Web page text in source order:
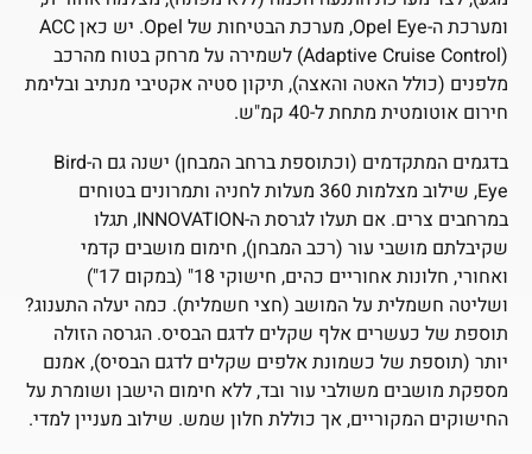
ומערכת ה-Opel Eye, מערכת הבטיחות של Opel. יש כאן ACC
(Adaptive Cruise Control) לשמירה על מרחק בטוח מהרכב
מלפנים (כולל האטה והאצה), תיקון סטיה אקטיבי מנתיב ובלימת
חירום אוטומטית מתחת ל-40 קמ"ש.
בדגמים המתקדמים (וכתוספת ברחב המבחן) ישנה גם ה-Bird
Eye, שילוב מצלמות 360 מעלות לחניה ותמרונים בטוחים
במרחבים צרים. אם תעלו לגרסת ה-INNOVATION, תגלו
שקיבלתם מושבי עור (רכב המבחן), חימום מושבים קדמי
ואחורי, חלונות אחוריים כהים, חישוקי 18" (במקום 17")
ושליטה חשמלית על המושב (חצי חשמלית). כמה יעלה התענוג?
תוספת של כעשרים אלף שקלים לדגם הבסיס. הגרסה הזולה
יותר (תוספת של כשמונת אלפים שקלים לדגם הבסיס), אמנם
מספקת מושבים משולבי עור ובד, ללא חימום הישבן ושומרת על
החישוקים המקוריים, אך כוללת חלון שמש. שילוב מעניין למדי.